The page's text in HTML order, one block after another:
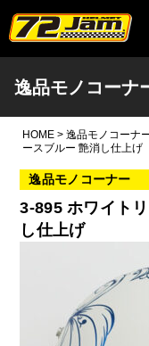
本文へ
逸品モノコーナ
HOME > 逸品モノコーナ
ースブルー 艶消し仕上
逸品モノコーナー
3-895 ホワイト
し仕上げ